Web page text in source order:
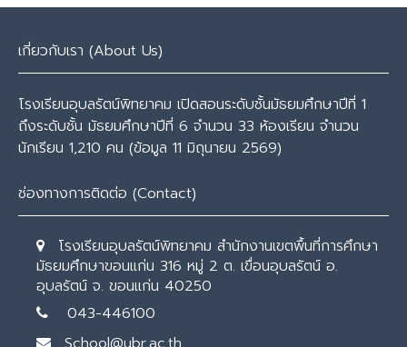
เกี่ยวกับเรา (About Us)
โรงเรียนอุบลรัตน์พิทยาคม เปิดสอนระดับชั้นมัธยมศึกษาปีที่ 1
ถึงระดับชั้น มัธยมศึกษาปีที่ 6 จำนวน 33 ห้องเรียน จำนวน
นักเรียน 1,210 คน (ข้อมูล 11 มิถุนายน 2569)
ช่องทางการติดต่อ (Contact)
โรงเรียนอุบลรัตน์พิทยาคม สำนักงานเขตพื้นที่การศึกษา
มัธยมศึกษาขอนแก่น 316 หมู่ 2 ต. เขื่อนอุบลรัตน์ อ.
อุบลรัตน์ จ. ขอนแก่น 40250
043-446100